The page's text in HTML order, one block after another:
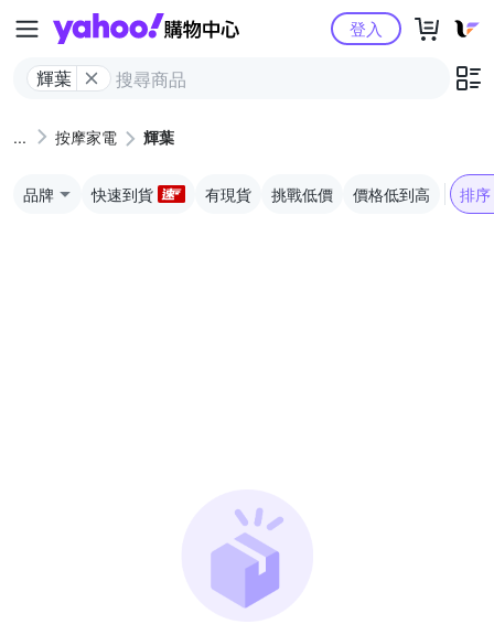
Yahoo購物中心
輝葉
登入
按摩家電 輝葉
品牌 快速到貨 有現貨 挑戰低價 價格低到高 排序